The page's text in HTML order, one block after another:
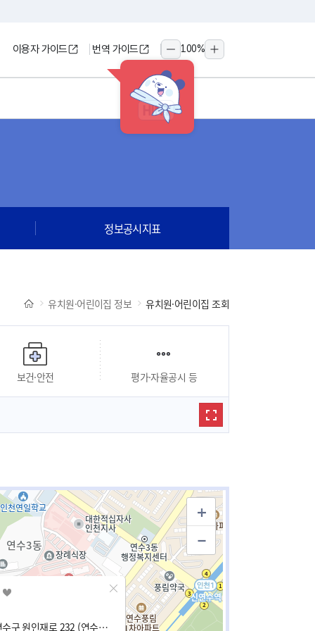
HINT
이용자 가이드 번역 가이드
축소
100%
확대
정보공시지표
유치원·어린이집 정보 유치원·어린이집 조회
보건·안전 평가·자율공시 등
인천광역시 연수구 원인재로 232 (연수동, 솔밭마을아파트)